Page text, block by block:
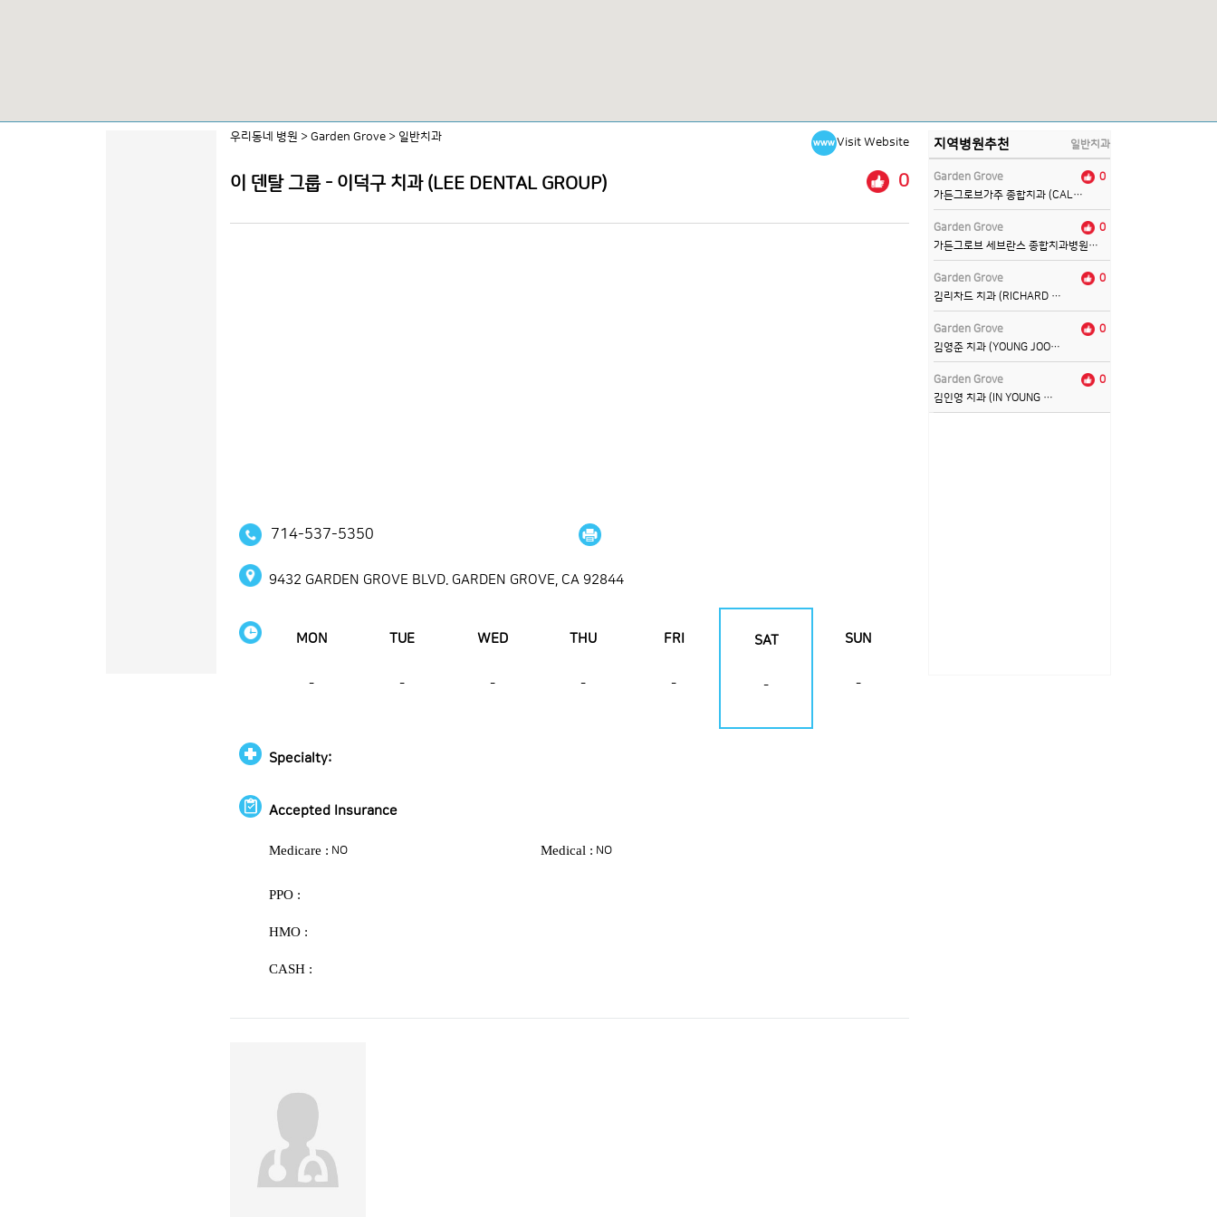
지역병원추천 일반치과
Garden Grove
0
가든그로브가주 종합치과 (CAL…
Garden Grove
0
가든그로브 세브란스 종합치과병원…
Garden Grove
0
김리차드 치과 (RICHARD …
Garden Grove
0
김영준 치과 (YOUNG JOO…
Garden Grove
0
김인영 치과 (IN YOUNG …
우리동네 병원 > Garden Grove > 일반치과 Visit Website
이 덴탈 그룹 - 이덕구 치과 (LEE DENTAL GROUP) 0
714-537-5350
9432 GARDEN GROVE BLVD. GARDEN GROVE, CA 92844
MON
-
TUE
-
WED
-
THU
-
FRI
-
SAT
-
SUN
-
Specialty:
Accepted Insurance
Medicare : NO Medical : NO
PPO :
HMO :
CASH :